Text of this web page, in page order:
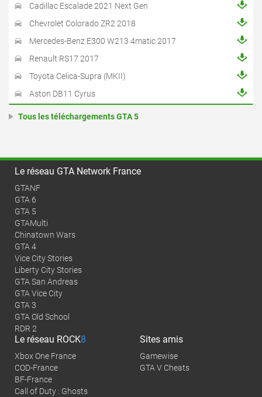
Cadillac Escalade 2021 Next Gen
Chevrolet Colorado ZR2 2018
Mercedes-Benz E300 W213 4matic 2017
Renault RS17 2017
Toyota Celica-Supra (MKII)
Aston DB11 Cyrus
Tous les téléchargements GTA 5
Le réseau GTA Network France
GTANF
GTA 6
GTA 5
GTAMulti
Chinatown Wars
GTA 4
Vice City Stories
Liberty City Stories
GTA San Andreas
GTA Vice City
GTA 3
GTA Old School
RDR 2
Le réseau ROCK8
Xbox One France
COD-France
BF-France
Call of Duty : Ghosts
Sites amis
Gamewise
GTA V Cheats